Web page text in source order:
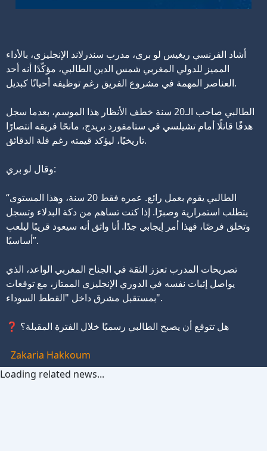
أشاد الفرنسي ريغيس لو بري، مدرب سندرلاند الإنجليزي، بالأداء
المميز للدولي المغربي شمس الدين الطالبي، مؤكّدًا أنه أحد
العناصر المهمة في مشروع الفريق رغم توظيفه أحيانًا كبديل.
الطالبي صاحب الـ20 سنة خطف الأنظار هذا الموسم، بعدما سجل
هدفًا قاتلًا أمام تشيلسي في ستامفورد بريدج، مانحًا فريقه انتصارًا
تاريخيًا، ليؤكد قيمته رغم قلة الدقائق.
وقال لو بري:
“الطالبي يقوم بعمل رائع. عمره فقط 20 سنة، وهذا المستوى
يتطلب استمرارية وصبرًا. إذا كنت تساهم من دكة البدلاء وتسجل
وتخلق فرصًا، فهذا أمر إيجابي جدًا. أنا واثق أنه سيعود قريبًا ليلعب
أساسيًا”.
تصريحات المدرب تعزز الثقة في الجناح المغربي الواعد، الذي
يواصل إثبات نفسه في الدوري الإنجليزي الممتاز، مع توقعات
بمستقبل مشرق داخل "القطط السوداء".
❓ هل تتوقع أن يصبح الطالبي رسميًا خلال الفترة المقبلة؟
Zakaria Hakkoum
Loading related news...